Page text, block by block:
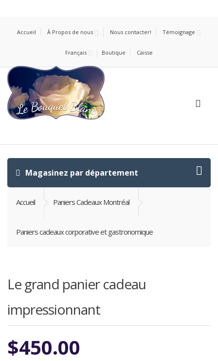
Accueil À Propos de nous Nous contacter! Témoignage
Français Boutique Caisse
Magasinez par département
Accueil Paniers Cadeaux Montréal
Paniers cadeaux corporative et gastronomique
Le grand panier cadeau
impressionnant
$450.00